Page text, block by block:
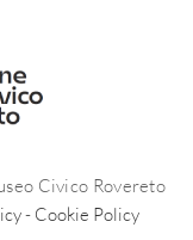
Civico Rovereto
- Cookie Policy